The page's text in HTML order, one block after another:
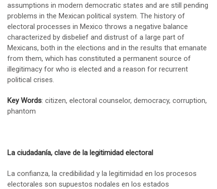
assumptions in modern democratic states and are still pending
problems in the Mexican political system. The history of
electoral processes in Mexico throws a negative balance
characterized by disbelief and distrust of a large part of
Mexicans, both in the elections and in the results that emanate
from them, which has constituted a permanent source of
illegitimacy for who is elected and a reason for recurrent
political crises.
Key Words: citizen, electoral counselor, democracy, corruption,
phantom
La ciudadanía, clave de la legitimidad electoral
La confianza, la credibilidad y la legitimidad en los procesos
electorales son supuestos nodales en los estados